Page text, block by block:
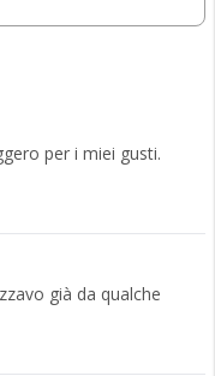
per i miei gusti.
già da qualche